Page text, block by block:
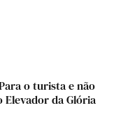
o turista e não
Elevador da Glória